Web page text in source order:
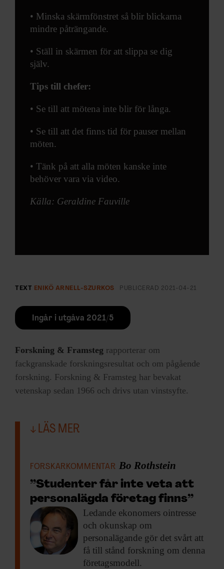
• Minska skärmfönstret så blir blickarna
mindre påträngande.
• Ställ in skärmen för att slippa se dig
själv.
Tips till chefer:
• Se till att mötena inte blir för långa.
• Se till att det finns tid för pauser mellan
möten.
• Tänk på att alla möten kanske inte
behöver vara via video.
Källa: Geraldine Fauville
TEXT ENIKÖ ARNELL-SZURKOS PUBLICERAD 2021-04-21
Ingår i utgåva 2021/5
Forskning & Framsteg rapporterar om
fackgranskade forskningsresultat och om pågående
forskning. Forskning & Framsteg har bevakat
vetenskap sedan 1966 och drivs utan vinstsyfte.
LÄS MER
FORSKARKOMMENTAR Bo Rothstein
”Studenter får inte veta att
personalägda företag finns”
Ledande ekonomers ointresse
och okunskap om
personalägande gör det svårt att
få till stånd forskning om denna
företagsmodell.